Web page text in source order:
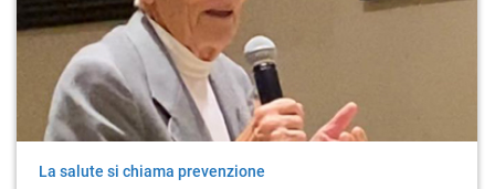
La salute si chiama prevenzione